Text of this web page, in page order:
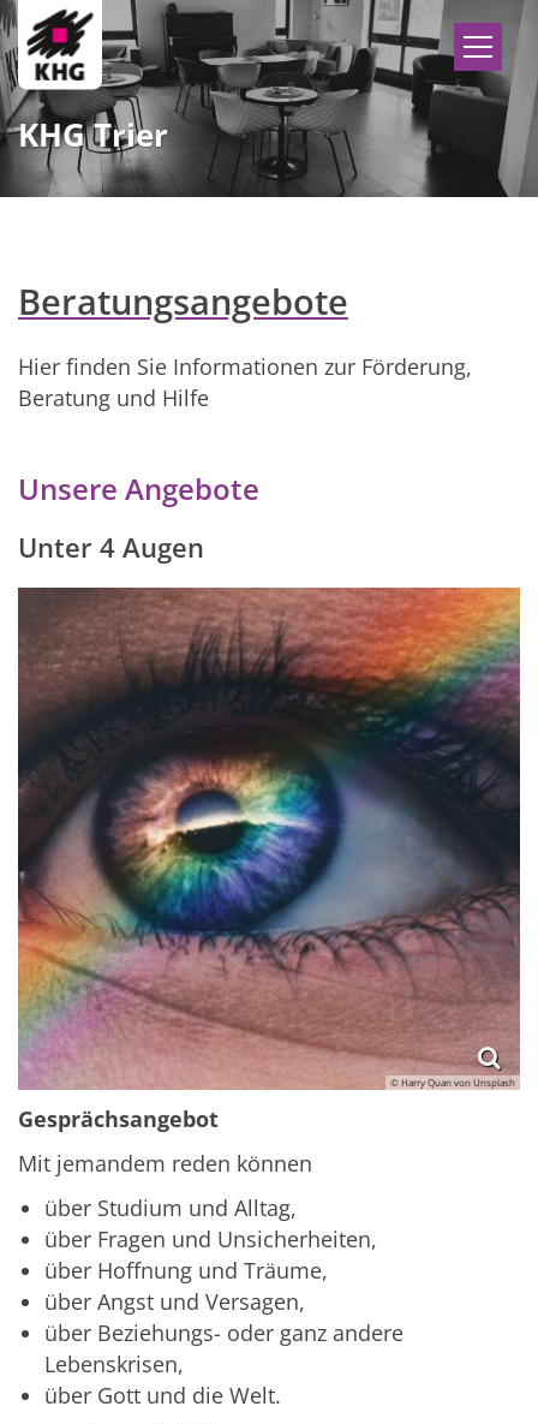
Zum Inhalt springen
KHG Trier
Beratungsangebote
Hier finden Sie Informationen zur Förderung,
Beratung und Hilfe
Unsere Angebote
Unter 4 Augen
© Harry Quan von Unsplash
Gesprächsangebot
Mit jemandem reden können
über Studium und Alltag,
über Fragen und Unsicherheiten,
über Hoffnung und Träume,
über Angst und Versagen,
über Beziehungs- oder ganz andere
Lebenskrisen,
über Gott und die Welt.